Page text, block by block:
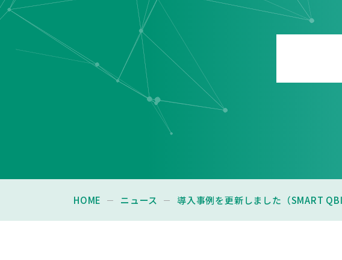
HOME ニュース 導入事例を更新しました（SMART